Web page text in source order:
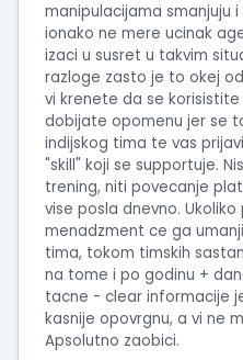
manipulacijama smanjuju
ionako ne mere ucinak
izaci u susret u takvim
razloge zasto je to okej
vi krenete da se
dobijate opomenu jer se
indijskog tima te vas
"skill" koji se supportuje.
trening, niti povecanje
vise posla dnevno.
menadzment ce ga
tima, tokom timskih
na tome i po godinu +
tacne - clear informacije
kasnije opovrgnu, a vi ne
Apsolutno zaobici.